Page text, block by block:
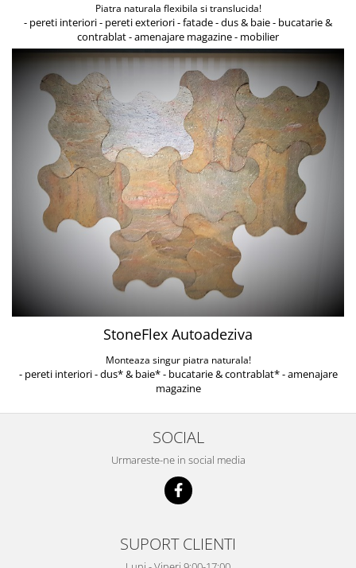
Piatra naturala flexibila si translucida!
- pereti interiori - pereti exteriori - fatade - dus & baie - bucatarie &
contrablat - amenajare magazine - mobilier
StoneFlex Autoadeziva
Monteaza singur piatra naturala!
- pereti interiori - dus* & baie* - bucatarie & contrablat* - amenajare
magazine
SOCIAL
Urmareste-ne in social media
SUPORT CLIENTI